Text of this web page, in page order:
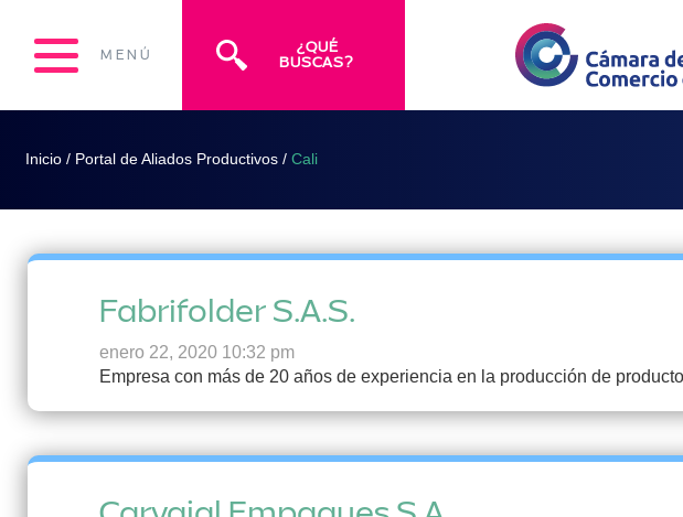
MENÚ
¿QUÉ
BUSCAS?
Inicio / Portal de Aliados Productivos / Cali
Fabrifolder S.A.S.
enero 22, 2020 10:32 pm
Empresa con más de 20 años de experiencia en la producción de